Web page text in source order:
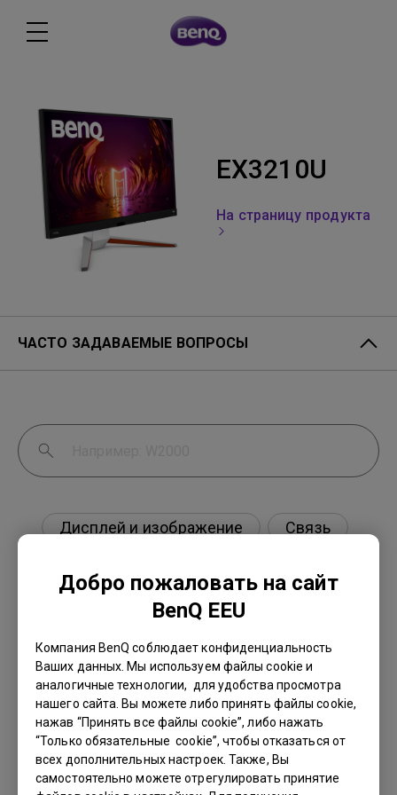
Добро пожаловать на сайт
BenQ EEU
Компания BenQ соблюдает конфиденциальность
Ваших данных. Мы используем файлы cookie и
аналогичные технологии, для удобства просмотра
нашего сайта. Вы можете либо принять файлы cookie,
нажав “Принять все файлы cookie”, либо нажать
“Только обязательные cookie”, чтобы отказаться от
всех дополнительных настроек. Также, Вы
самостоятельно можете отрегулировать принятие
EX3210U
На страницу продукта
ЧАСТО ЗАДАВАЕМЫЕ ВОПРОСЫ
Дисплей и изображение
Связь
Характеристики и особенности
Как устранить сбой при обновлении прошивки